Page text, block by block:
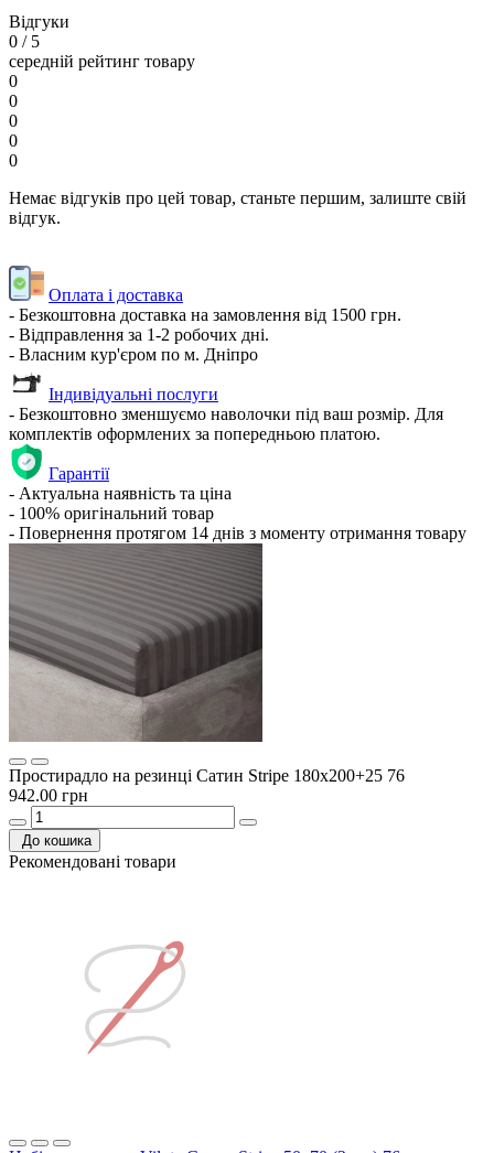
Відгуки
0 / 5
середній рейтинг товару
0
0
0
0
0
Немає відгуків про цей товар, станьте першим, залиште свій
відгук.
Оплата і доставка
- Безкоштовна доставка на замовлення від 1500 грн.
- Відправлення за 1-2 робочих дні.
- Власним кур'єром по м. Дніпро
Індивідуальні послуги
- Безкоштовно зменшуємо наволочки під ваш розмір. Для
комплектів оформлених за попередньою платою.
Гарантії
- Актуальна наявність та ціна
- 100% оригінальний товар
- Повернення протягом 14 днів з моменту отримання товару
Простирадло на резинці Сатин Stripe 180х200+25 76
942.00 грн
До кошика
Рекомендовані товари